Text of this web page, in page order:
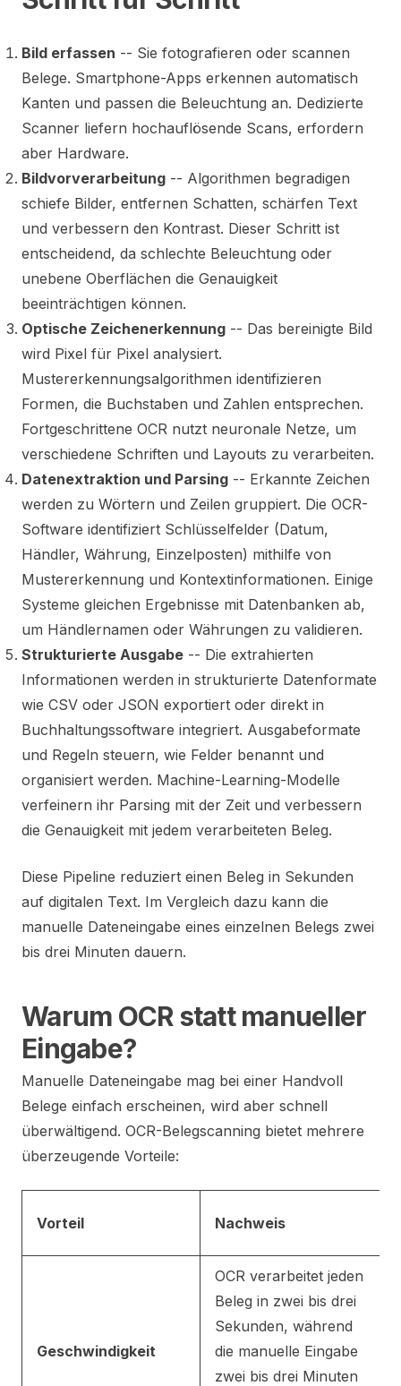
Bild erfassen -- Sie fotografieren oder scannen
Belege. Smartphone-Apps erkennen automatisch
Kanten und passen die Beleuchtung an. Dedizierte
Scanner liefern hochauflösende Scans, erfordern
aber Hardware.
Bildvorverarbeitung -- Algorithmen begradigen
schiefe Bilder, entfernen Schatten, schärfen Text
und verbessern den Kontrast. Dieser Schritt ist
entscheidend, da schlechte Beleuchtung oder
unebene Oberflächen die Genauigkeit
beeinträchtigen können.
Optische Zeichenerkennung -- Das bereinigte Bild
wird Pixel für Pixel analysiert.
Mustererkennungsalgorithmen identifizieren
Formen, die Buchstaben und Zahlen entsprechen.
Fortgeschrittene OCR nutzt neuronale Netze, um
verschiedene Schriften und Layouts zu verarbeiten.
Datenextraktion und Parsing -- Erkannte Zeichen
werden zu Wörtern und Zeilen gruppiert. Die OCR-
Software identifiziert Schlüsselfelder (Datum,
Händler, Währung, Einzelposten) mithilfe von
Mustererkennung und Kontextinformationen. Einige
Systeme gleichen Ergebnisse mit Datenbanken ab,
um Händlernamen oder Währungen zu validieren.
Strukturierte Ausgabe -- Die extrahierten
Informationen werden in strukturierte Datenformate
wie CSV oder JSON exportiert oder direkt in
Buchhaltungssoftware integriert. Ausgabeformate
und Regeln steuern, wie Felder benannt und
organisiert werden. Machine-Learning-Modelle
verfeinern ihr Parsing mit der Zeit und verbessern
die Genauigkeit mit jedem verarbeiteten Beleg.
Diese Pipeline reduziert einen Beleg in Sekunden
auf digitalen Text. Im Vergleich dazu kann die
manuelle Dateneingabe eines einzelnen Belegs zwei
bis drei Minuten dauern.
Warum OCR statt manueller
Eingabe?
Manuelle Dateneingabe mag bei einer Handvoll
Belege einfach erscheinen, wird aber schnell
überwältigend. OCR-Belegscanning bietet mehrere
überzeugende Vorteile:
Vorteil Nachweis
Geschwindigkeit
OCR verarbeitet jeden
Beleg in zwei bis drei
Sekunden, während
die manuelle Eingabe
zwei bis drei Minuten